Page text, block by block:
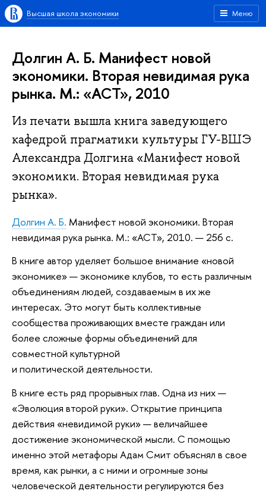
Меню
Высшая школа экономики
Долгин А. Б. Манифест новой
экономики. Вторая невидимая рука
рынка. M.: «АСТ», 2010
Из печати вышла книга заведующего
кафедрой прагматики культуры ГУ-ВШЭ
Александра Долгина «Манифест новой
экономики. Вторая невидимая рука
рынка».
Долгин А. Б. Манифест новой экономики. Вторая
невидимая рука рынка. M.: «АСТ», 2010. — 256 c.
В книге автор уделяет большое внимание «новой
экономике» — экономике клубов, то есть различным
объединениям людей, создаваемым в их же
интересах. Это могут быть коллективные
сообщества проживающих вместе граждан или
более сложные формы объединений для
совместной культурной
и политической деятельности.
В книге есть ряд прорывных глав. Одна из них —
«Эволюция второй руки». Открытие принципа
действия «невидимой руки» — величайшее
достижение экономической мысли. С помощью
именно этой метафоры Адам Смит объяснял в свое
время, как рынки, а с ними и огромные зоны
человеческой деятельности регулируются без